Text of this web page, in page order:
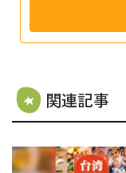
関連記事